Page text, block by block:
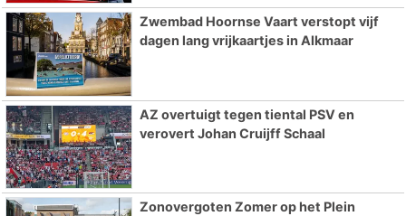
Zwembad Hoornse Vaart verstopt vijf
dagen lang vrijkaartjes in Alkmaar
AZ overtuigt tegen tiental PSV en
verovert Johan Cruijff Schaal
Zonovergoten Zomer op het Plein